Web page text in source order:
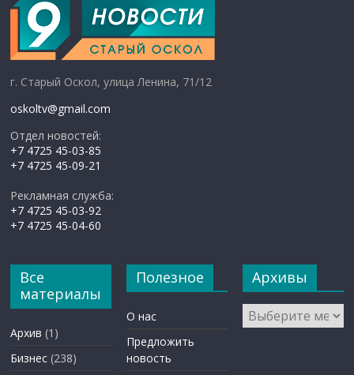
г. Старый Оскол, улица Ленина, 71/12
oskoltv@gmail.com
Отдел новостей:
+7 4725 45-03-85
+7 4725 45-09-21
Рекламная служба:
+7 4725 45-03-92
+7 4725 45-04-60
Все
материалы
Архив (1)
Бизнес (238)
Полезное
О нас
Предложить
новость
Архивы
Архивы